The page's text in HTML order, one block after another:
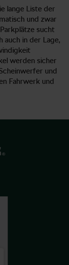
lange Liste der
und zwar
sucht
auch in der Lage,
werden sicher
und
Fahrwerk und